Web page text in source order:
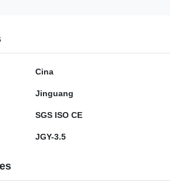
Cina
Jinguang
SGS ISO CE
JGY-3.5